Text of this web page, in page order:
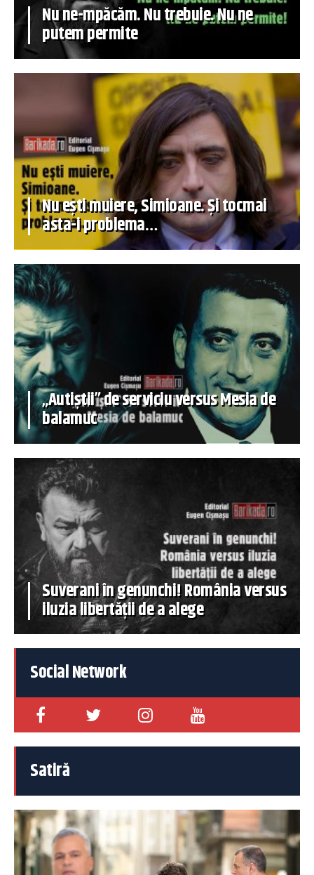
Nu ne-mpăcăm. Nu trebuie. Nu ne
putem permite
Nu ești muiere, Simioane. Și tocmai
asta-i problema…
„Autiștii” de serviciu versus Mesia de
balamuc
Suverani în genunchi! România versus
iluzia libertății de a alege
Social Network
Satiră